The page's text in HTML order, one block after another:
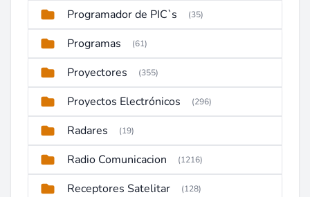
Programador de PIC`s (35)
Programas (61)
Proyectores (355)
Proyectos Electrónicos (296)
Radares (19)
Radio Comunicacion (1216)
Receptores Satelitar (128)